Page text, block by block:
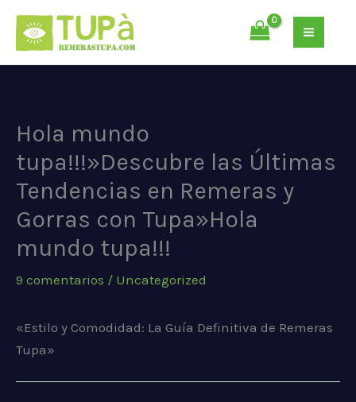
contenido
Hola mundo
tupa!!!»Descubre las Últimas
Tendencias en Remeras y
Gorras con Tupa»Hola
mundo tupa!!!
9 comentarios / Uncategorized
«Estilo y Comodidad: La Guía Definitiva de Remeras
Tupa»